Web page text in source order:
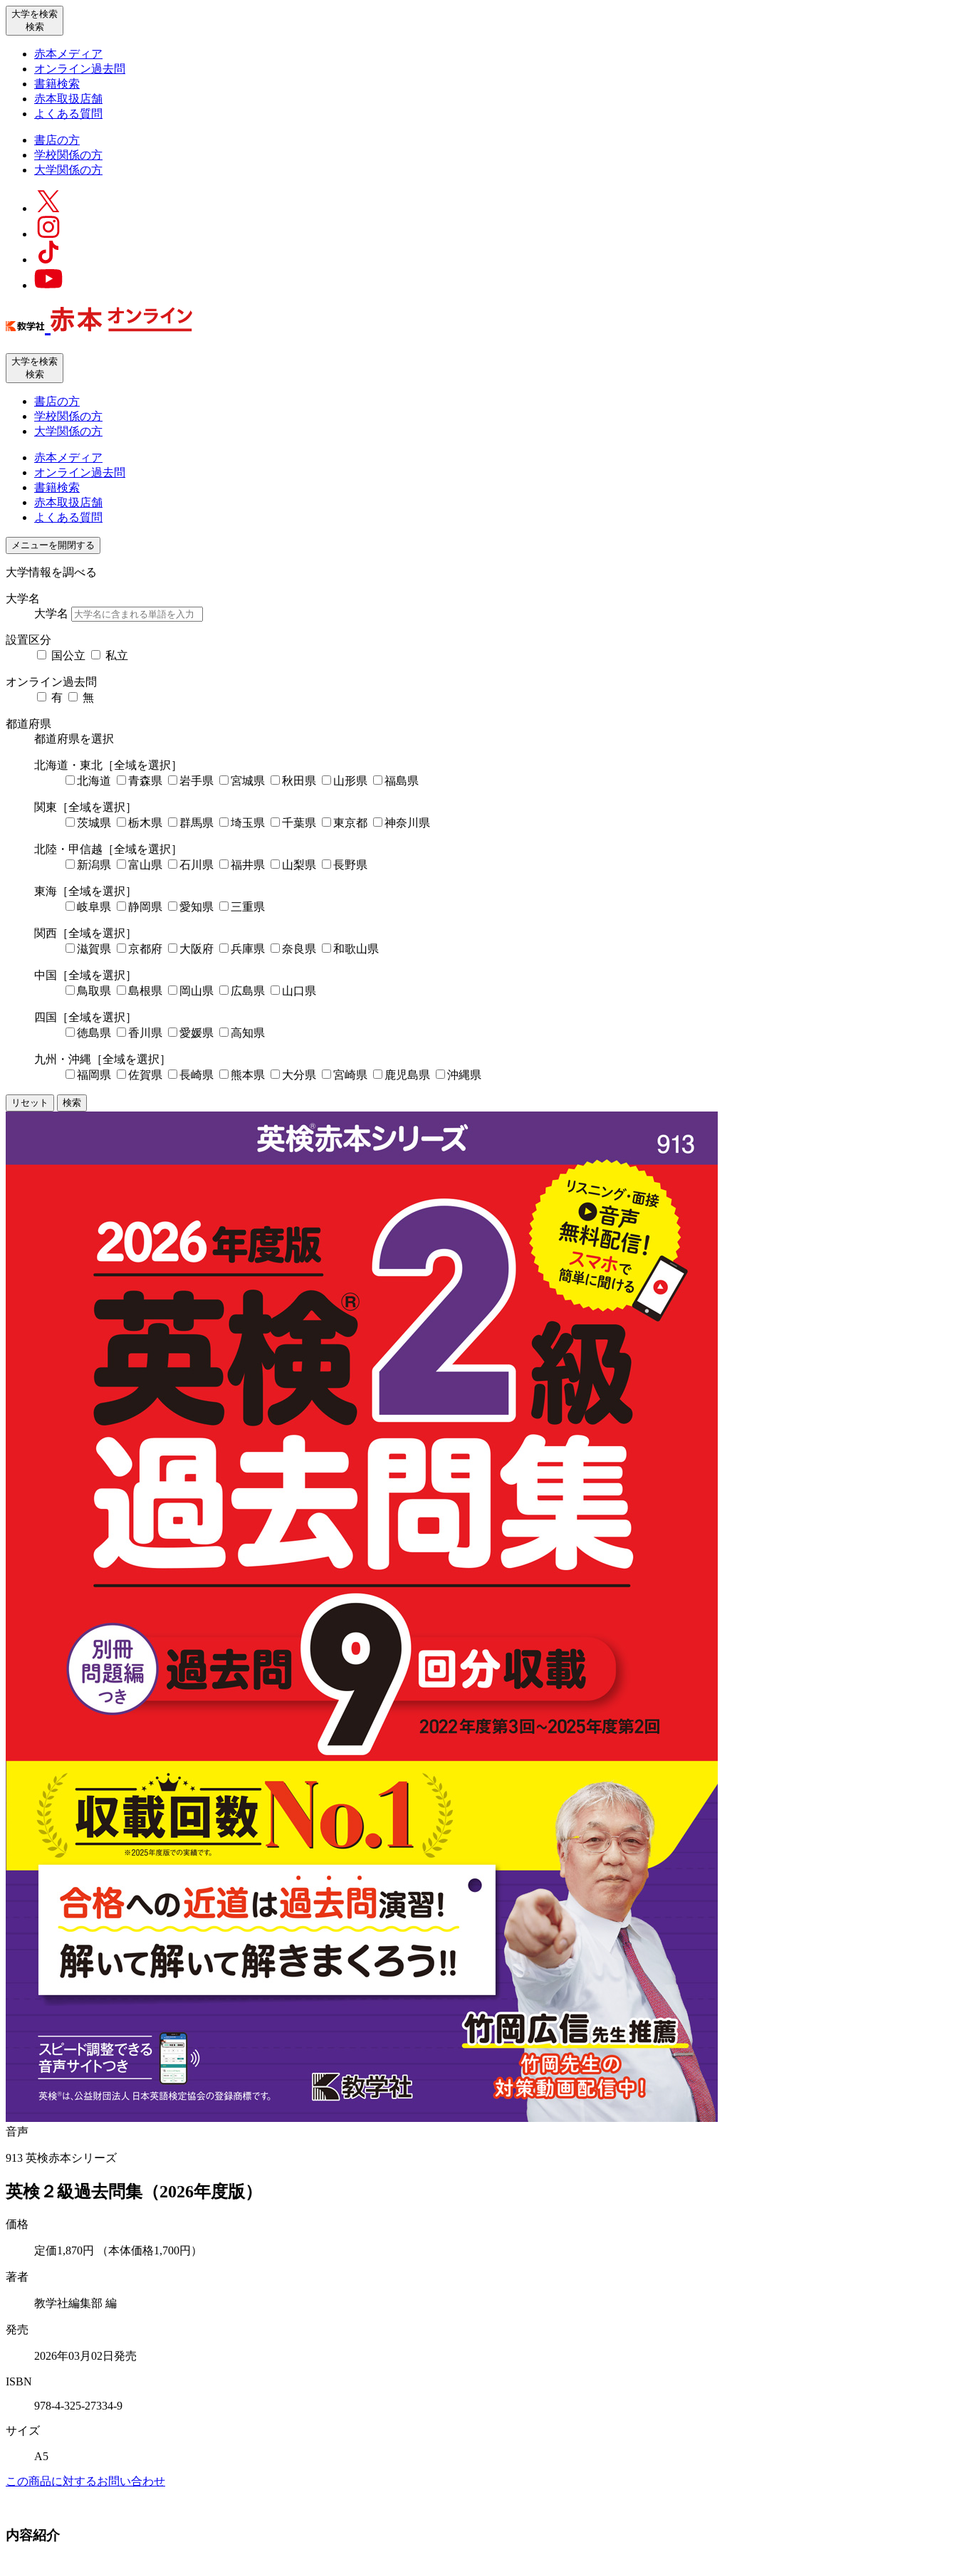
大学を検索
検索
赤本メディア
オンライン過去問
書籍検索
赤本取扱店舗
よくある質問
書店の方
学校関係の方
大学関係の方
大学を検索
検索
書店の方
学校関係の方
大学関係の方
赤本メディア
オンライン過去問
書籍検索
赤本取扱店舗
よくある質問
メニューを開閉する
大学情報を調べる
大学名
大学名
設置区分
国公立
私立
オンライン過去問
有
無
都道府県
都道府県を選択
北海道・東北 ［全域を選択］
北海道
青森県 岩手県 宮城県 秋田県 山形県 福島県
関東 ［全域を選択］
茨城県
栃木県 群馬県 埼玉県 千葉県 東京都 神奈川県
北陸・甲信越 ［全域を選択］
新潟県
富山県 石川県 福井県 山梨県 長野県
東海 ［全域を選択］
岐阜県
静岡県 愛知県 三重県
関西 ［全域を選択］
滋賀県
京都府 大阪府 兵庫県 奈良県 和歌山県
中国
［全域を選択］
鳥取県
島根県 岡山県 広島県 山口県
四国
［全域を選択］
徳島県
香川県 愛媛県 高知県
九州・沖縄 ［全域を選択］
福岡県
佐賀県 長崎県 熊本県 大分県 宮崎県 鹿児島県 沖縄県
リセット 検索
音声
913 英検赤本シリーズ
英検２級過去問集（2026年度版）
価格
定価1,870円 （本体価格1,700円）
著者
教学社編集部 編
発売
2026年03月02日発売
ISBN
978-4-325-27334-9
サイズ
A5
この商品に対するお問い合わせ
内容紹介